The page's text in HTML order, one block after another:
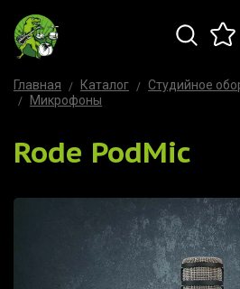
Главная Каталог
Студийное
Микрофоны
Rode PodMic